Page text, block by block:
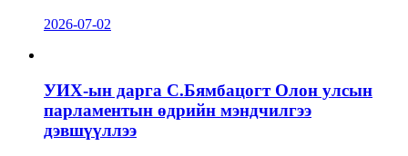
2026-07-02
УИХ-ын дарга С.Бямбацогт Олон улсын
парламентын өдрийн мэндчилгээ
дэвшүүллээ